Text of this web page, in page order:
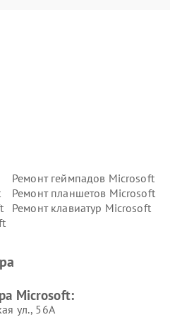
Ремонт геймпадов Microsoft
Ремонт планшетов Microsoft
Ремонт клавиатур Microsoft
Microsoft:
ул., 56А